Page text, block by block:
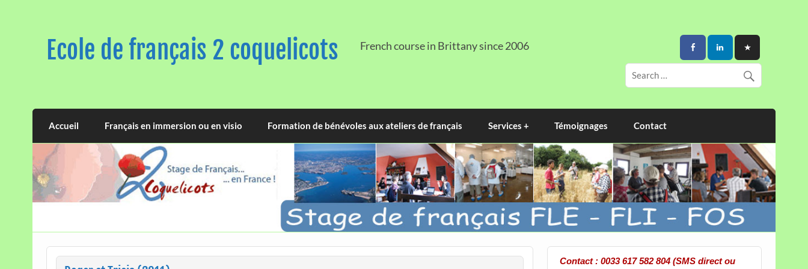
Ecole de français 2 coquelicots French course in Brittany since 2006
Accueil Français en immersion ou en visio Formation de bénévoles aux ateliers de français Services + Témoignages Contact
Contact : 0033 617 582 804 (SMS direct ou